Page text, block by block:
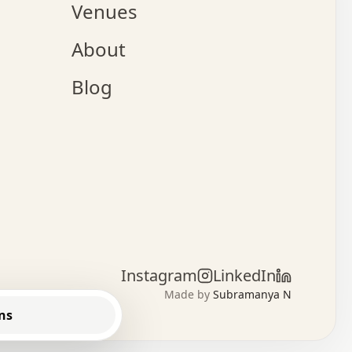
.   .   .   :   .   .   .   x   .   .   .   :   .
.   .   .   +   .   .   .   .   .   .   .   .   x
.   .   x   .   .   .   .   .   .   :   .   .   .
.   .   .   .   .   +   .   .   .   .   x   .   .
.   .   .   .   x   .   .   o   .   .   .   .   .
.   .   .   .   .   .   .   .   .   .   .   .   .
x   .   .   .   .   .   +   .   .   x   .   .   .
.   .   .   .   +   o   .   .   .   .   .   x   .
.   .   .   .   .   .   .   .   .   .   :   .   .
.   x   .   .   .   .   .   .   .   :   .   .   .
.   x   :   x   .   .   .   .   .   .   .   .   +
.   .   .   .   .   .   .   .   .   .   .   .   .   .
.   .   .   .   .   +   .   x   +   .   .   .   .
.   .   .   .   .   .   .   .   .   .   .   .   .
.   .   .   .   .   .   .   .   .   .   .   .   x
o   o   o   o   o   o   o   o   .   .   .   .
Venues
About
Blog
Instagram LinkedIn
Made by Subramanya N